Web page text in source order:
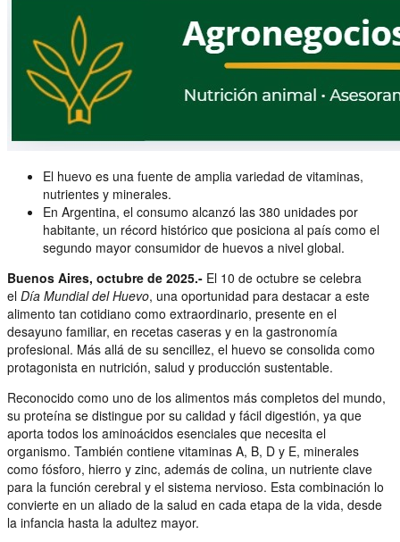
El huevo es una fuente de amplia variedad de vitaminas,
nutrientes y minerales.
En Argentina, el consumo alcanzó las 380 unidades por
habitante, un récord histórico que posiciona al país como el
segundo mayor consumidor de huevos a nivel global.
Buenos Aires, octubre de 2025.- El 10 de octubre se celebra
el Día Mundial del Huevo, una oportunidad para destacar a este
alimento tan cotidiano como extraordinario, presente en el
desayuno familiar, en recetas caseras y en la gastronomía
profesional. Más allá de su sencillez, el huevo se consolida como
protagonista en nutrición, salud y producción sustentable.
Reconocido como uno de los alimentos más completos del mundo,
su proteína se distingue por su calidad y fácil digestión, ya que
aporta todos los aminoácidos esenciales que necesita el
organismo. También contiene vitaminas A, B, D y E, minerales
como fósforo, hierro y zinc, además de colina, un nutriente clave
para la función cerebral y el sistema nervioso. Esta combinación lo
convierte en un aliado de la salud en cada etapa de la vida, desde
la infancia hasta la adultez mayor.